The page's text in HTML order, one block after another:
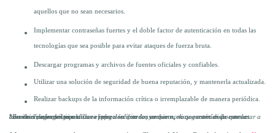
aquellos que no sean necesarios.
Implementar contraseñas fuertes y el doble factor de autenticación en todas las
tecnologías que sea posible para evitar ataques de fuerza bruta.
Descargar programas y archivos de fuentes oficiales y confiables.
Utilizar una solución de seguridad de buena reputación, y mantenerla actualizada.
Realizar backups de la información crítica o irremplazable de manera periódica.
“
En caso de ser víctima de una infección con ransomware, no se recomienda contactar a los cibercriminales ni realizar el pago solicitado, ya que no hay garantías de que los cibercriminales tengan la llave para descifrar los archivos, ni que estén dispuestos a hacerlo.”,agrega Lopez.